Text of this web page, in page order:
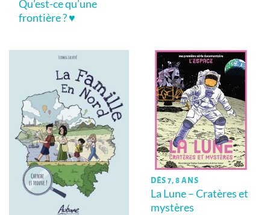
Qu’est-ce qu’une
frontière ? ♥
DÈS 7, 8 ANS
La Lune – Cratères et
mystères